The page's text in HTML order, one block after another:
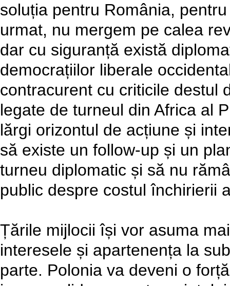
soluția pentru România,
urmat, nu mergem pe calea
dar cu siguranță există
democrațiilor liberale
contracurent cu criticile destul
legate de turneul din Africa al
lărgi orizontul de acțiune și
să existe un follow-up și un
turneu diplomatic și să nu
public despre costul închirierii
Țările mijlocii își vor asuma
interesele și apartenența la
parte. Polonia va deveni o